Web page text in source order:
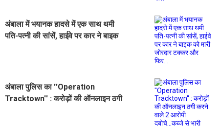
अंबाला में भयानक हादसे में एक साथ थमी
पति-पत्नी की सांसें, हाईवे पर कार ने बाइक
अंबाला पुलिस का ''Operation
Tracktown'' : करोड़ों की ऑनलाइन ठगी